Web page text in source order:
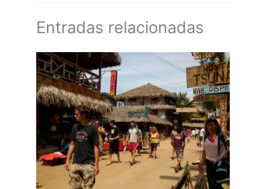
Entradas relacionadas